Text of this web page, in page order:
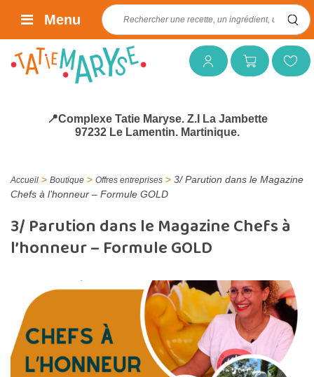
Mon compteMon panierMes favoris
Rechercher :
Menu
📍Complexe Tatie Maryse. Z.I La Jambette
97232 Le Lamentin. Martinique.
Accueil > Boutique > Offres entreprises > 3/ Parution dans le Magazine
Chefs à l’honneur – Formule GOLD
3/ Parution dans le Magazine Chefs à
l’honneur – Formule GOLD